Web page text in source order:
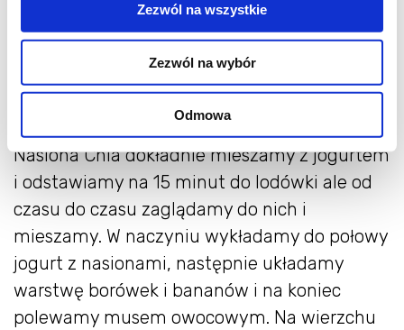
Zezwól na wszystkie
Zezwól na wybór
Odmowa
Przygotowanie:
Borówki i banany miksujemy razem na gładką
masę (kilka borówek i pół banana można
Nasiona Chia dokładnie mieszamy z jogurtem
i odstawiamy na 15 minut do lodówki ale od
czasu do czasu zaglądamy do nich i
mieszamy. W naczyniu wykładamy do połowy
jogurt z nasionami, następnie układamy
warstwę borówek i bananów i na koniec
polewamy musem owocowym. Na wierzchu